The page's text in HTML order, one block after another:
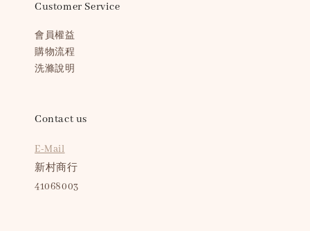
Customer Service
會員權益
購物流程
洗滌說明
Contact us
E-Mail
新村商行
41068003